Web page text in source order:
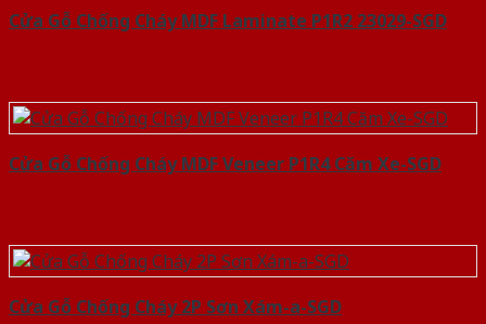
Cửa Gỗ Chống Cháy MDF Laminate P1R2 23029-SGD
Cửa Gỗ Chống Cháy MDF Veneer P1R4 Căm Xe-SGD
Cửa Gỗ Chống Cháy 2P Sơn Xám-a-SGD